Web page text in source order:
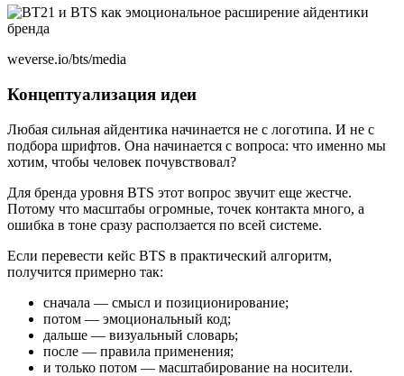
weverse.io/bts/media
Концептуализация идеи
Любая сильная айдентика начинается не с логотипа. И не с
подбора шрифтов. Она начинается с вопроса: что именно мы
хотим, чтобы человек почувствовал?
Для бренда уровня BTS этот вопрос звучит еще жестче.
Потому что масштабы огромные, точек контакта много, а
ошибка в тоне сразу расползается по всей системе.
Если перевести кейс BTS в практический алгоритм,
получится примерно так:
сначала — смысл и позиционирование;
потом — эмоциональный код;
дальше — визуальный словарь;
после — правила применения;
и только потом — масштабирование на носители.